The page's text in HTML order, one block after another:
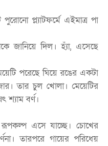
প্ল্যাটফর্মে এইমাত্র পা
জানিয়ে দিল। হ্যাঁ, এসেছে
পরেছে ঘিয়ে রঙের একটা
তার চুল খোলা। মেয়েটির
শ্যাম বর্ণ।
রূপকল্প এসে যাচ্ছে। চোখের
তারপরে গায়ের পরিধেয়